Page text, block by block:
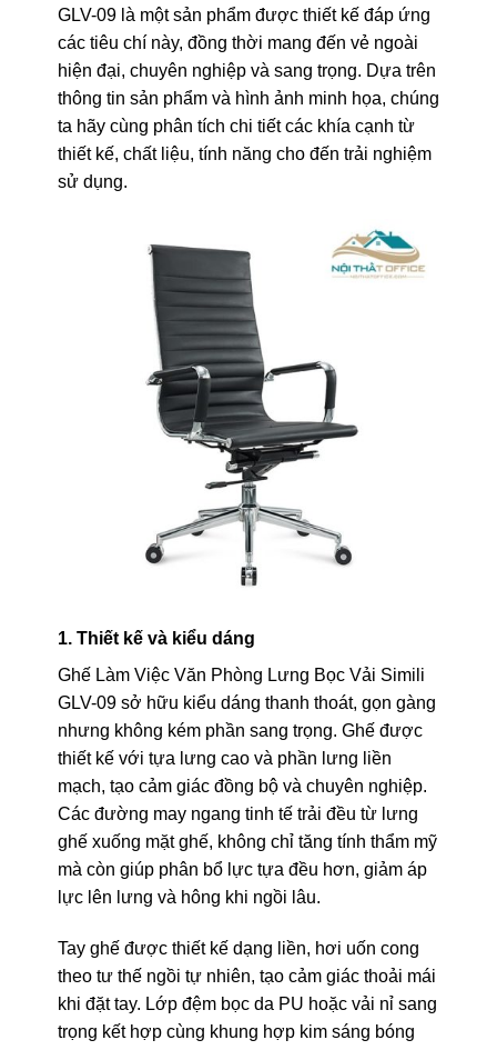
GLV-09 là một sản phẩm được thiết kế đáp ứng
các tiêu chí này, đồng thời mang đến vẻ ngoài
hiện đại, chuyên nghiệp và sang trọng. Dựa trên
thông tin sản phẩm và hình ảnh minh họa, chúng
ta hãy cùng phân tích chi tiết các khía cạnh từ
thiết kế, chất liệu, tính năng cho đến trải nghiệm
sử dụng.
1. Thiết kế và kiểu dáng
Ghế Làm Việc Văn Phòng Lưng Bọc Vải Simili
GLV-09 sở hữu kiểu dáng thanh thoát, gọn gàng
nhưng không kém phần sang trọng. Ghế được
thiết kế với tựa lưng cao và phần lưng liền
mạch, tạo cảm giác đồng bộ và chuyên nghiệp.
Các đường may ngang tinh tế trải đều từ lưng
ghế xuống mặt ghế, không chỉ tăng tính thẩm mỹ
mà còn giúp phân bổ lực tựa đều hơn, giảm áp
lực lên lưng và hông khi ngồi lâu.
Tay ghế được thiết kế dạng liền, hơi uốn cong
theo tư thế ngồi tự nhiên, tạo cảm giác thoải mái
khi đặt tay. Lớp đệm bọc da PU hoặc vải nỉ sang
trọng kết hợp cùng khung hợp kim sáng bóng